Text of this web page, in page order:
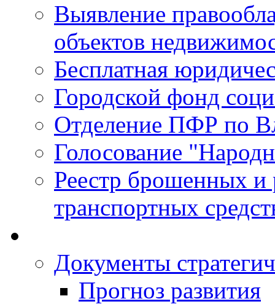
Выявление
объектов
Бесплатная
Городской фонд
Отделение ПФР по
Голосование
Реестр брошенных и
транспортных
Документы
Прогноз развития